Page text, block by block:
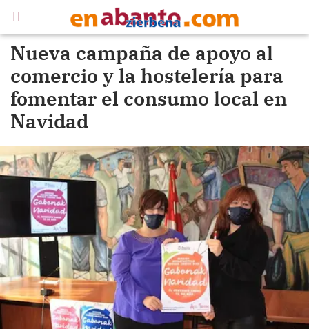
Nueva campaña de apoyo al
comercio y la hostelería para
fomentar el consumo local en
Navidad